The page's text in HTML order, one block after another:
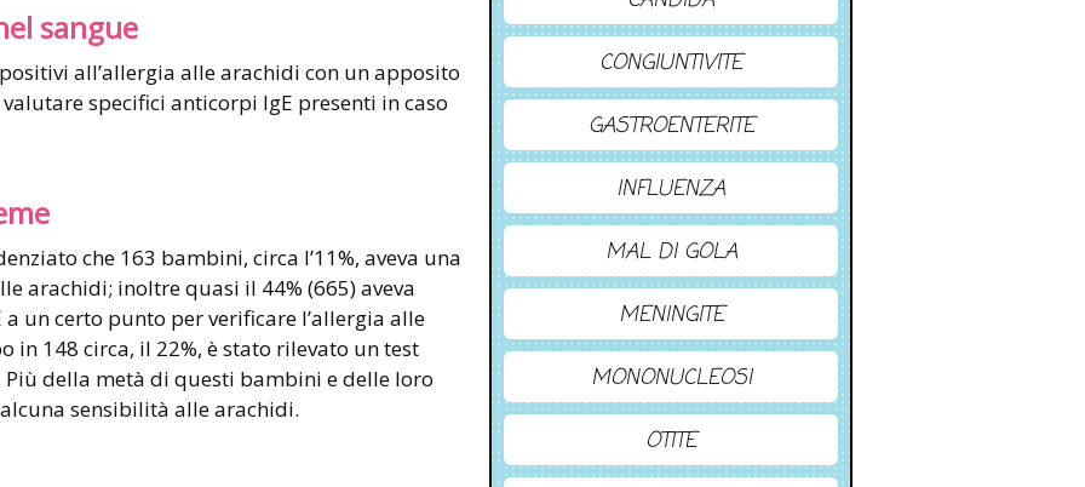
sangue
all’allergia alle arachidi con un apposito
specifici anticorpi IgE presenti in caso
che 163 bambini, circa l’11%, aveva una
arachidi; inoltre quasi il 44% (665) aveva
un certo punto per verificare l’allergia alle
in 148 circa, il 22%, è stato rilevato un test
della metà di questi bambini e delle loro
sensibilità alle arachidi.
CONGIUNTIVITE
GASTROENTERITE
INFLUENZA
MAL DI GOLA
MENINGITE
MONONUCLEOSI
OTITE